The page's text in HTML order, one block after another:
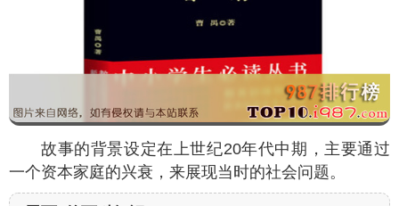
故事的背景设定在上世纪20年代中期，主要通过
一个资本家庭的兴衰，来展现当时的社会问题。